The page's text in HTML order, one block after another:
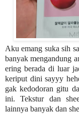
Aku emang suka sih
banyak mengandung
ering berada di luar
keriput dini sayyy
gak kedodoran gitu
ini. Tekstur dan
lainnya banyak dan